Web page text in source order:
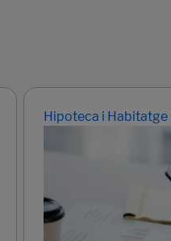
Hipoteca i Habitatge